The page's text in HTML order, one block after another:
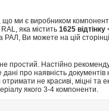
ми є виробником
яка містить 1625
Ви можете на цій сторінці
простий. Настійно
про наявність
не красиві, міцні та
якого 3-4 компоненти.